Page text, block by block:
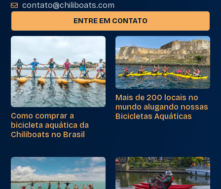
contato@chiliboats.com
ENTRE EM CONTATO
Como comprar a
bicicleta aquática da
Chiliboats no Brasil
Mais de 200 locais no
mundo alugando nossas
Bicicletas Aquáticas